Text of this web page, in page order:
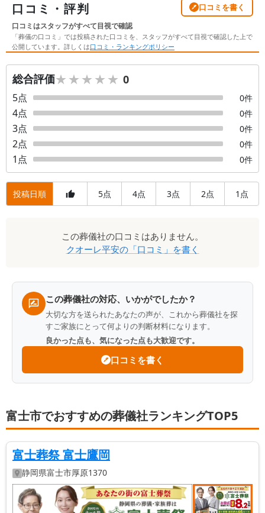
口コミ・評判 口コミを書く
口コミはスタッフがすべて目視で確認
「葬儀の口コミ」では投稿された口コミを、スタッフがすべて目視で確認した上で
公開しています。詳しくは口コミ・ランキングポリシー
総合評価★★★★★
★★★★★ 0
5点 0件
4点 0件
3点 0件
2点 0件
1 点 0件
投稿日順 5点 4点 3点 2点 1 点
この葬儀社の口コミはありません。
クオーレ平安の「口コミ」を書く
この葬儀社の対応、いかがでしたか？
大切な方を送られたあなたの声が、これから葬儀社を探
すご家族にとって何よりの判断材料になります。
良かった点も、気になった点も大歓迎です。
口コミを書く
富士市でおすすめの葬儀社ランキングTOP5
富士葬祭 富士鷹岡
静岡県富士市厚原1370